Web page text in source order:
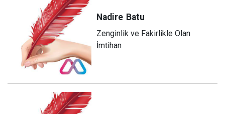
Nadire Batu
Zenginlik ve Fakirlikle Olan
İmtihan